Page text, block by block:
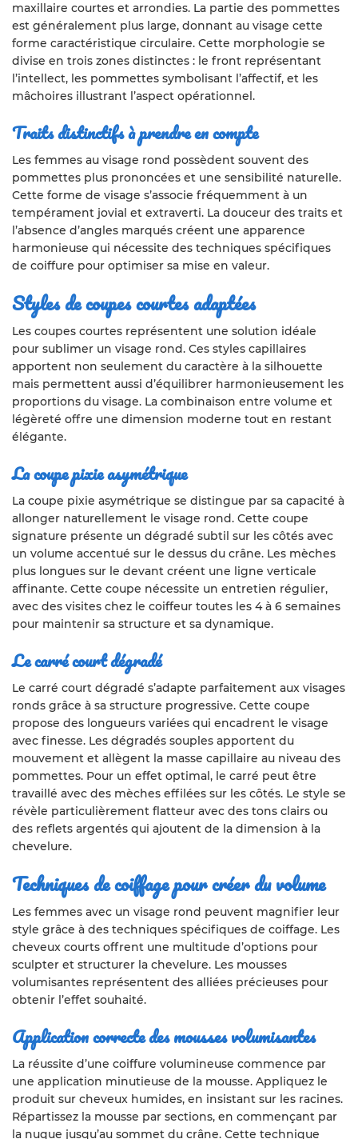
maxillaire courtes et arrondies. La partie des pommettes
est généralement plus large, donnant au visage cette
forme caractéristique circulaire. Cette morphologie se
divise en trois zones distinctes : le front représentant
l’intellect, les pommettes symbolisant l’affectif, et les
mâchoires illustrant l’aspect opérationnel.
Traits distinctifs à prendre en compte
Les femmes au visage rond possèdent souvent des
pommettes plus prononcées et une sensibilité naturelle.
Cette forme de visage s’associe fréquemment à un
tempérament jovial et extraverti. La douceur des traits et
l’absence d’angles marqués créent une apparence
harmonieuse qui nécessite des techniques spécifiques
de coiffure pour optimiser sa mise en valeur.
Styles de coupes courtes adaptées
Les coupes courtes représentent une solution idéale
pour sublimer un visage rond. Ces styles capillaires
apportent non seulement du caractère à la silhouette
mais permettent aussi d’équilibrer harmonieusement les
proportions du visage. La combinaison entre volume et
légèreté offre une dimension moderne tout en restant
élégante.
La coupe pixie asymétrique
La coupe pixie asymétrique se distingue par sa capacité à
allonger naturellement le visage rond. Cette coupe
signature présente un dégradé subtil sur les côtés avec
un volume accentué sur le dessus du crâne. Les mèches
plus longues sur le devant créent une ligne verticale
affinante. Cette coupe nécessite un entretien régulier,
avec des visites chez le coiffeur toutes les 4 à 6 semaines
pour maintenir sa structure et sa dynamique.
Le carré court dégradé
Le carré court dégradé s’adapte parfaitement aux visages
ronds grâce à sa structure progressive. Cette coupe
propose des longueurs variées qui encadrent le visage
avec finesse. Les dégradés souples apportent du
mouvement et allègent la masse capillaire au niveau des
pommettes. Pour un effet optimal, le carré peut être
travaillé avec des mèches effilées sur les côtés. Le style se
révèle particulièrement flatteur avec des tons clairs ou
des reflets argentés qui ajoutent de la dimension à la
chevelure.
Techniques de coiffage pour créer du volume
Les femmes avec un visage rond peuvent magnifier leur
style grâce à des techniques spécifiques de coiffage. Les
cheveux courts offrent une multitude d’options pour
sculpter et structurer la chevelure. Les mousses
volumisantes représentent des alliées précieuses pour
obtenir l’effet souhaité.
Application correcte des mousses volumisantes
La réussite d’une coiffure volumineuse commence par
une application minutieuse de la mousse. Appliquez le
produit sur cheveux humides, en insistant sur les racines.
Répartissez la mousse par sections, en commençant par
la nuque jusqu’au sommet du crâne. Cette technique